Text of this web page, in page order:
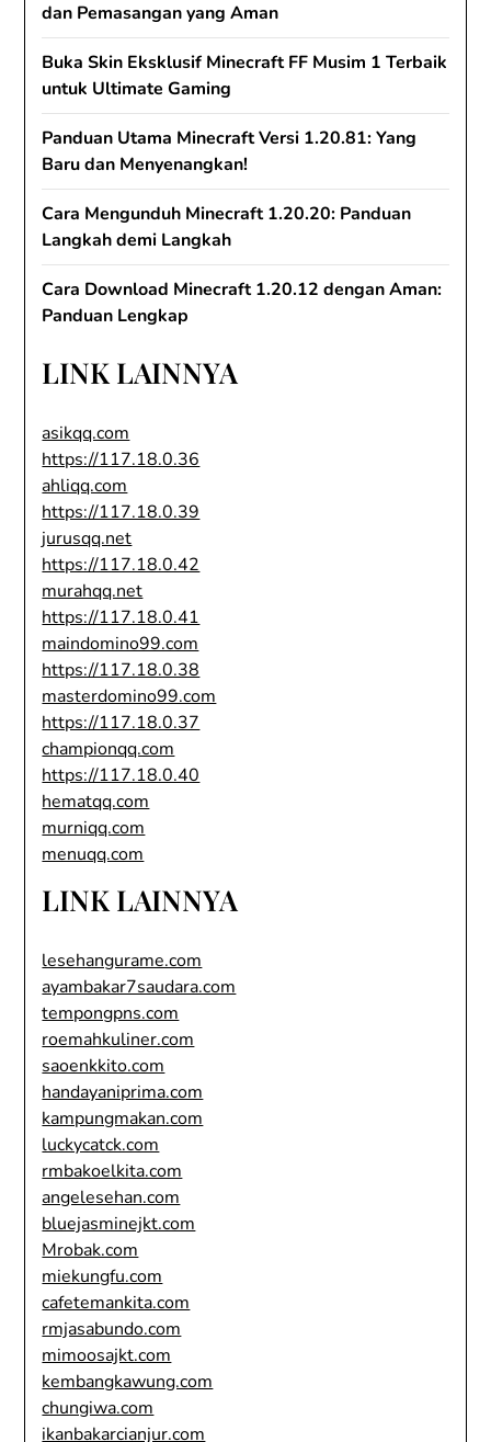
dan Pemasangan yang Aman
Buka Skin Eksklusif Minecraft FF Musim 1 Terbaik
untuk Ultimate Gaming
Panduan Utama Minecraft Versi 1.20.81: Yang
Baru dan Menyenangkan!
Cara Mengunduh Minecraft 1.20.20: Panduan
Langkah demi Langkah
Cara Download Minecraft 1.20.12 dengan Aman:
Panduan Lengkap
LINK LAINNYA
asikqq.com
https://117.18.0.36
ahliqq.com
https://117.18.0.39
jurusqq.net
https://117.18.0.42
murahqq.net
https://117.18.0.41
maindomino99.com
https://117.18.0.38
masterdomino99.com
https://117.18.0.37
championqq.com
https://117.18.0.40
hematqq.com
murniqq.com
menuqq.com
LINK LAINNYA
lesehangurame.com
ayambakar7saudara.com
tempongpns.com
roemahkuliner.com
saoenkkito.com
handayaniprima.com
kampungmakan.com
luckycatck.com
rmbakoelkita.com
angelesehan.com
bluejasminejkt.com
Mrobak.com
miekungfu.com
cafetemankita.com
rmjasabundo.com
mimoosajkt.com
kembangkawung.com
chungiwa.com
ikanbakarcianjur.com